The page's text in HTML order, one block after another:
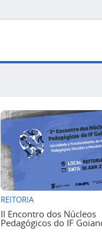
REITORIA
II Encontro dos Núcleos
Pedagógicos do IF